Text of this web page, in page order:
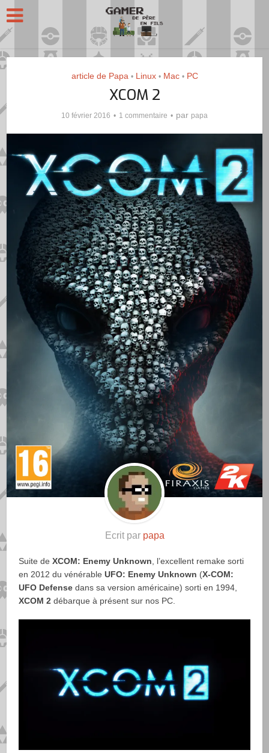
article de Papa • Linux • Mac • PC
XCOM 2
10 février 2016 1 commentaire par papa
Ecrit par papa
Suite deXCOM: Enemy Unknown, l’excellent remake sorti
en 2012 du vénérableUFO: Enemy Unknown (X-COM:
UFO Defense dans sa version américaine) sorti en 1994,
XCOM 2 débarque à présent sur nos PC.